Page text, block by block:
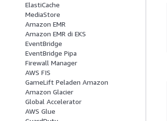
ElastiCache
MediaStore
Amazon EMR
Amazon EMR di EKS
EventBridge
EventBridge Pipa
Firewall Manager
AWS FIS
GameLift Peladen Amazon
Amazon Glacier
Global Accelerator
AWS Glue